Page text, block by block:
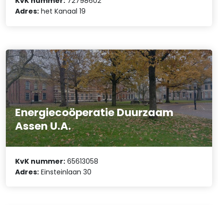
Adres: het Kanaal 19
Energiecoöperatie Duurzaam
Assen U.A.
KvK nummer: 65613058
Adres: Einsteinlaan 30